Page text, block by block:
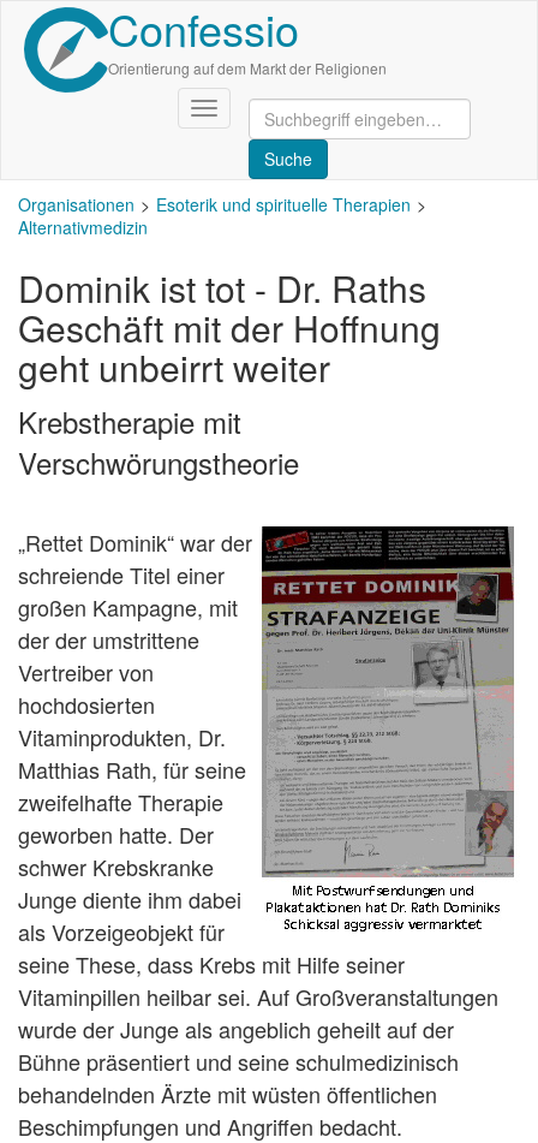
Direkt
zum
Inhalt
Confessio
Orientierung auf dem Markt der Religionen
Navigation
aktivieren/deaktivieren
Organisationen
Esoterik und spirituelle Therapien
Alternativmedizin
Dominik ist tot - Dr. Raths
Geschäft mit der Hoffnung
geht unbeirrt weiter
Krebstherapie mit
Verschwörungstheorie
„Rettet Dominik“ war der
schreiende Titel einer
großen Kampagne, mit
der der umstrittene
Vertreiber von
hochdosierten
Vitaminprodukten, Dr.
Matthias Rath, für seine
zweifelhafte Therapie
geworben hatte. Der
schwer Krebskranke
Junge diente ihm dabei
als Vorzeigeobjekt für
seine These, dass Krebs mit Hilfe seiner
Vitaminpillen heilbar sei. Auf Großveranstaltungen
wurde der Junge als angeblich geheilt auf der
Bühne präsentiert und seine schulmedizinisch
behandelnden Ärzte mit wüsten öffentlichen
Beschimpfungen und Angriffen bedacht.